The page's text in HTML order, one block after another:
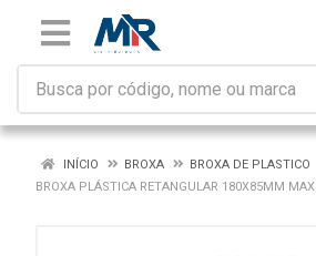
INÍCIO BROXA
BROXA DE PLASTICO
BROXA PLÁSTICA RETANGULAR 180X85MM MAX